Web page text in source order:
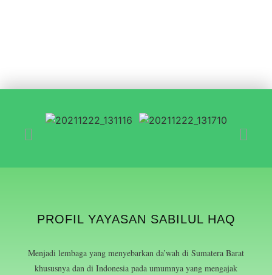
PROFIL YAYASAN SABILUL HAQ
Menjadi lembaga yang menyebarkan da’wah di Sumatera Barat
khususnya dan di Indonesia pada umumnya yang mengajak